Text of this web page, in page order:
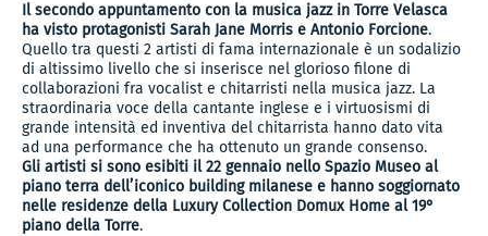
Il secondo appuntamento con la musica jazz in Torre Velasca
ha visto protagonisti Sarah Jane Morris e Antonio Forcione.
Quello tra questi 2 artisti di fama internazionale è un sodalizio
di altissimo livello che si inserisce nel glorioso filone di
collaborazioni fra vocalist e chitarristi nella musica jazz. La
straordinaria voce della cantante inglese e i virtuosismi di
grande intensità ed inventiva del chitarrista hanno dato vita
ad una performance che ha ottenuto un grande consenso.
Gli artisti si sono esibiti il 22 gennaio nello Spazio Museo al
piano terra dell’iconico building milanese e hanno soggiornato
nelle residenze della Luxury Collection Domux Home al 19°
piano della Torre.